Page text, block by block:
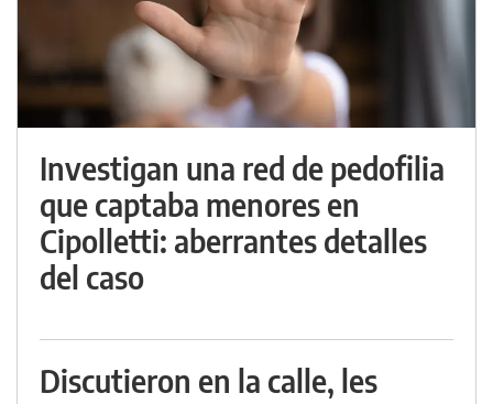
Investigan una red de pedofilia
que captaba menores en
Cipolletti: aberrantes detalles
del caso
Discutieron en la calle, les